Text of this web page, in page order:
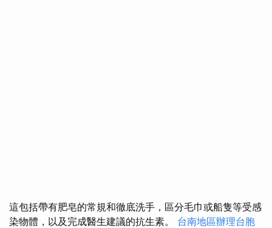
這包括帶有肥皂的常規和徹底洗手，區分毛巾或船隻等受感
染物體，以及完成醫生建議的抗生素。 台南地區辦理台胞